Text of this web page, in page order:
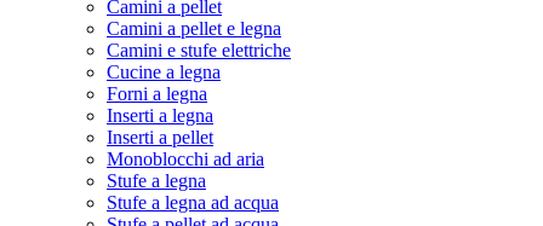
Camini a pellet
Camini a pellet e legna
Camini e stufe elettriche
Cucine a legna
Forni a legna
Inserti a legna
Inserti a pellet
Monoblocchi ad aria
Stufe a legna
Stufe a legna ad acqua